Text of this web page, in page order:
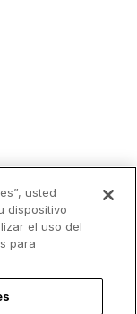
usted
dispositivo
el uso del
para